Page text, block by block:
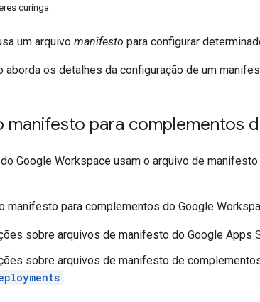
curinga
um arquivo manifesto para configurar
aborda os detalhes da configuração de um
manifesto para complementos
do Google Workspace usam o arquivo de
manifesto para complementos do Google
sobre arquivos de manifesto do Google Apps
sobre arquivos de manifesto de
.